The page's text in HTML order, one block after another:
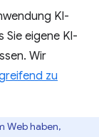
KI-
eigene KI-
Wir
zu
Web haben,